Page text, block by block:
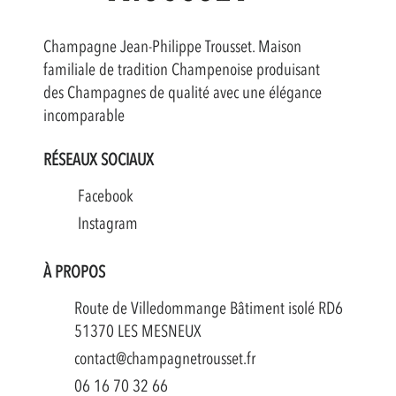
Champagne Jean-Philippe Trousset. Maison
familiale de tradition Champenoise produisant
des Champagnes de qualité avec une élégance
incomparable
RÉSEAUX SOCIAUX
Facebook
Instagram
À PROPOS
Route de Villedommange Bâtiment isolé RD6
51370 LES MESNEUX
contact@champagnetrousset.fr
06 16 70 32 66